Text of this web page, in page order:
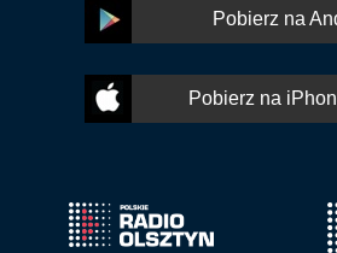
Pobierz na
Pobierz na